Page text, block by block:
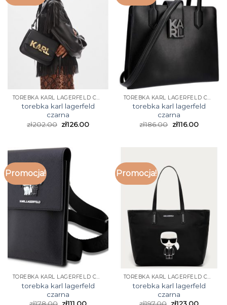
TOREBKA KARL LAGERFELD CZARNA
torebka karl lagerfeld
czarna
zł202.00 zł126.00
TOREBKA KARL LAGERFELD CZARNA
torebka karl lagerfeld
czarna
zł186.00 zł116.00
Promocja!
TOREBKA KARL LAGERFELD CZARNA
torebka karl lagerfeld
czarna
Promocja!
TOREBKA KARL LAGERFELD CZARNA
torebka karl lagerfeld
czarna